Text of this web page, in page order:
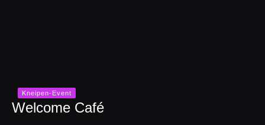
Kneipen-Event
Welcome Café